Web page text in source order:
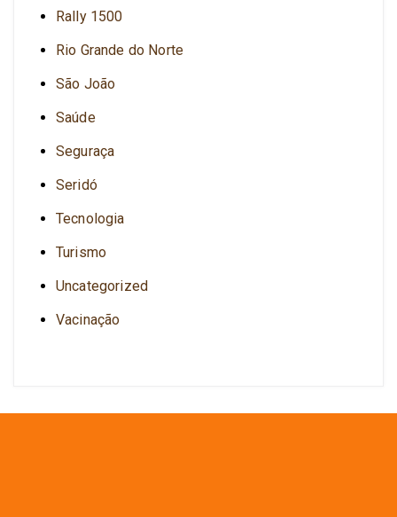
Rally 1500
Rio Grande do Norte
São João
Saúde
Seguraça
Seridó
Tecnologia
Turismo
Uncategorized
Vacinação